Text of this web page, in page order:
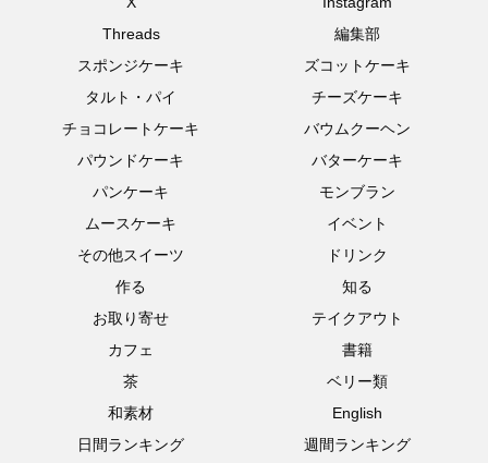
Threads
編集部
スポンジケーキ
ズコットケーキ
タルト・パイ
チーズケーキ
チョコレートケーキ
バウムクーヘン
パウンドケーキ
バターケーキ
パンケーキ
モンブラン
ムースケーキ
イベント
その他スイーツ
ドリンク
作る
知る
お取り寄せ
テイクアウト
カフェ
書籍
茶
ベリー類
和素材
English
日間ランキング
週間ランキング